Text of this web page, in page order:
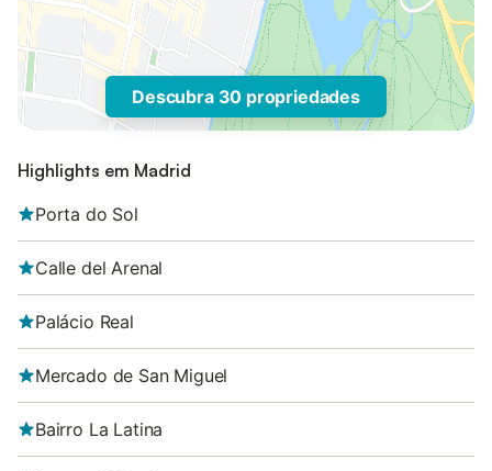
Descubra 30 propriedades
Highlights em Madrid
Porta do Sol
Calle del Arenal
Palácio Real
Mercado de San Miguel
Bairro La Latina